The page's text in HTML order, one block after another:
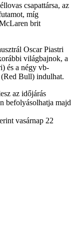
csapattársa, az
míg
brit
Oscar Piastri
világbajnok, a
és a négy vb-
Bull) indulhat.
az időjárás
befolyásolhatja majd
vasárnap 22